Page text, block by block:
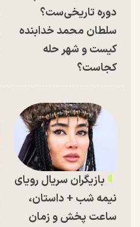
دوره تاریخی‌ست؟
سلطان محمد خدابنده
کیست و شهر حله
کجاست؟
بازیگران سریال رویای
نیمه شب + داستان،
ساعت پخش و زمان